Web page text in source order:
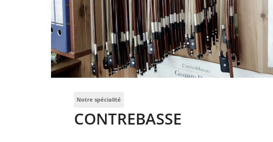
Notre spécialité
CONTREBASSE